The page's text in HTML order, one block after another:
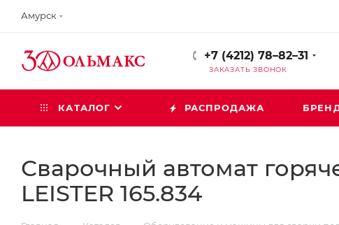
Амурск
+7 (4212) 78–82–31
ЗАКАЗАТЬ ЗВОНОК
КАТАЛОГ РАСПРОДАЖА
Сварочный автомат
LEISTER 165.834